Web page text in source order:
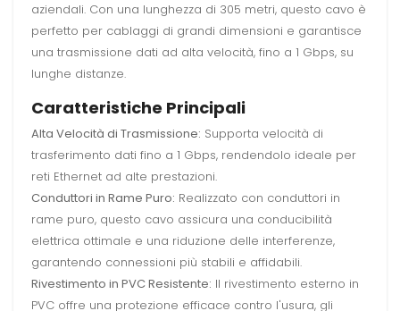
aziendali. Con una lunghezza di 305 metri, questo cavo è
perfetto per cablaggi di grandi dimensioni e garantisce
una trasmissione dati ad alta velocità, fino a 1 Gbps, su
lunghe distanze.
Caratteristiche Principali
Alta Velocità di Trasmissione: Supporta velocità di
trasferimento dati fino a 1 Gbps, rendendolo ideale per
reti Ethernet ad alte prestazioni.
Conduttori in Rame Puro: Realizzato con conduttori in
rame puro, questo cavo assicura una conducibilità
elettrica ottimale e una riduzione delle interferenze,
garantendo connessioni più stabili e affidabili.
Rivestimento in PVC Resistente: Il rivestimento esterno in
PVC offre una protezione efficace contro l'usura, gli